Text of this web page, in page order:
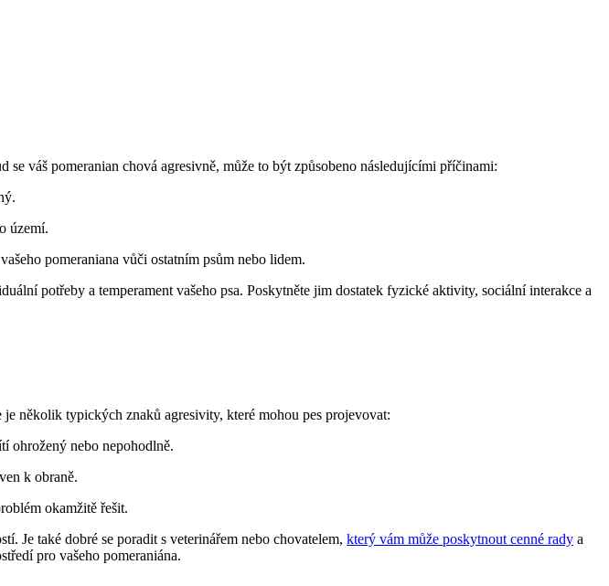
se⁤ váš pomeranian⁤ chová⁢ agresivně, může ⁣to být způsobeno následujícími příčinami:
území.
pomeraniana vůči ostatním psům nebo ‍lidem.
potřeby​ a temperament vašeho psa. Poskytněte jim dostatek fyzické aktivity, ⁢sociální interakce a
několik ‍typických znaků agresivity, které mohou pes projevovat:
ohrožený nebo nepohodlně.
k obraně.
okamžitě řešit.
Je také dobré se poradit s veterinářem nebo chovatelem, který vám může poskytnout cenné rady a
pro vašeho pomeraniána.